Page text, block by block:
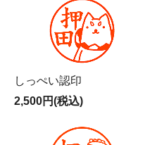
しっぺい認印
2,500円(税込)